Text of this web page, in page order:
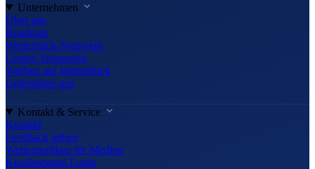
Unternehmen
Über uns
Roadmap
Wetterblick-Netzwerk
Unsere Sponsoren
Werben auf Wetterblick
Unterstütze uns
Kontakt & Service
Kontakt
Feedback geben
Wettergrafiken für Medien
Kundenportal Login